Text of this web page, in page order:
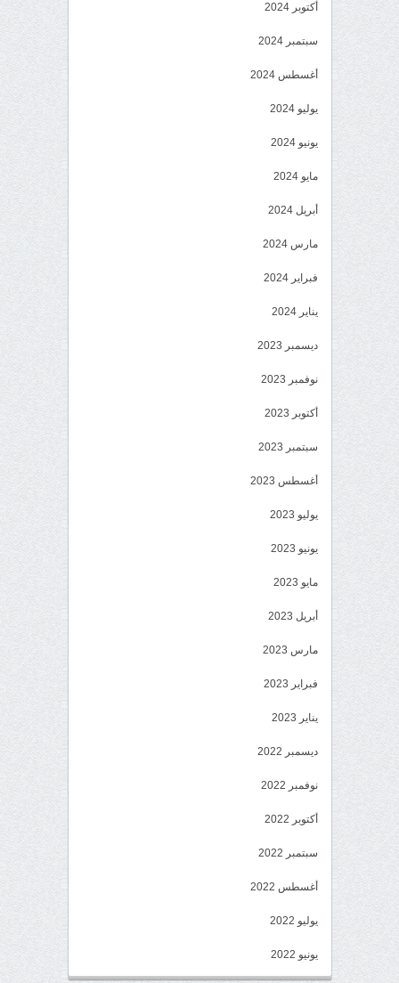
أكتوبر 2024
سبتمبر 2024
أغسطس 2024
يوليو 2024
يونيو 2024
مايو 2024
أبريل 2024
مارس 2024
فبراير 2024
يناير 2024
ديسمبر 2023
نوفمبر 2023
أكتوبر 2023
سبتمبر 2023
أغسطس 2023
يوليو 2023
يونيو 2023
مايو 2023
أبريل 2023
مارس 2023
فبراير 2023
يناير 2023
ديسمبر 2022
نوفمبر 2022
أكتوبر 2022
سبتمبر 2022
أغسطس 2022
يوليو 2022
يونيو 2022